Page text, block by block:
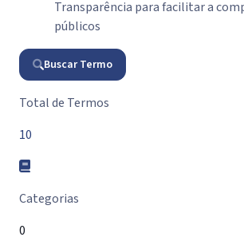
Transparência para facilitar a
públicos
Buscar Termo
Resumo do Glossário
Total de Termos
10
Categorias
0